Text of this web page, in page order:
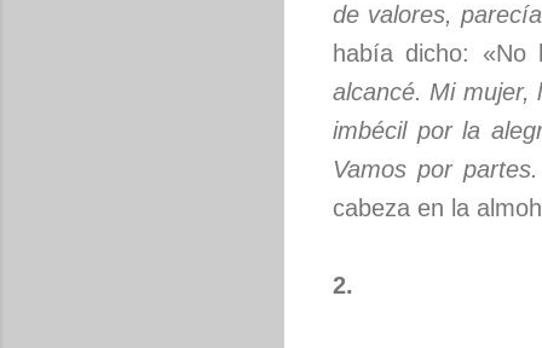
de valores,
había dicho:
alcancé. Mi mujer,
imbécil por la
Vamos por
cabeza en la
2.